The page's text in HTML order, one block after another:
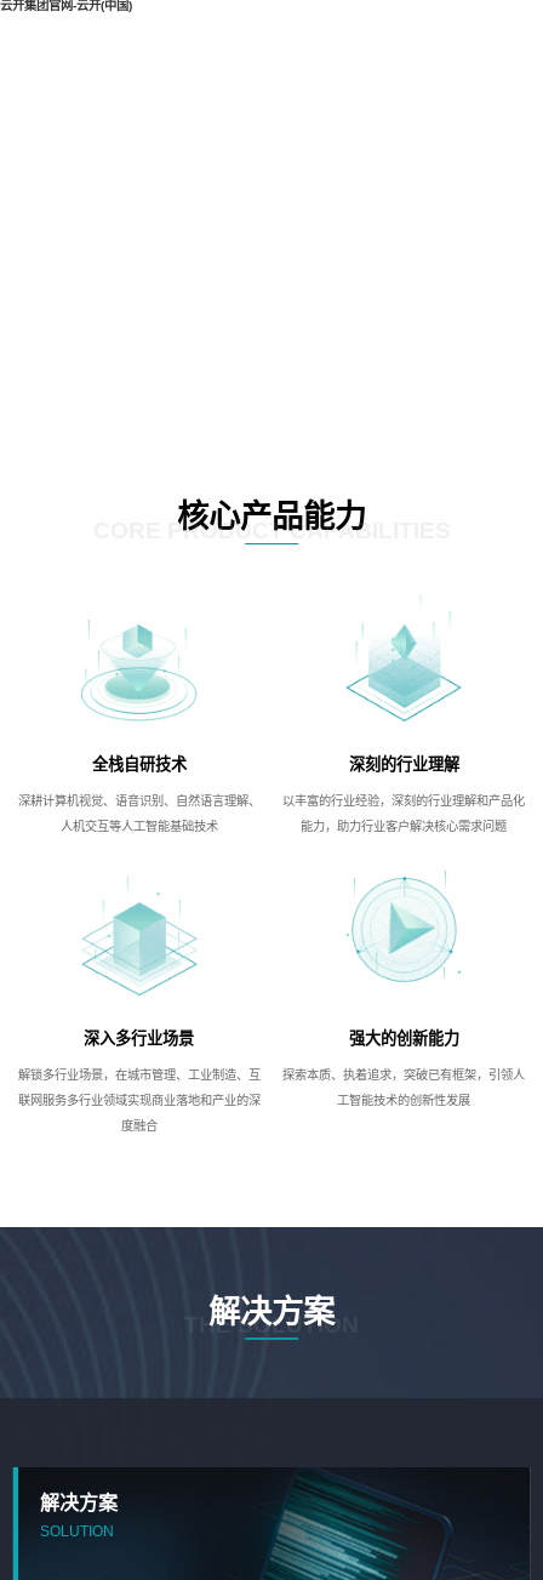
云开集团官网-云开(中国)
核心产品能力
CORE PRODUCT CAPABILITIES
全栈自研技术
深耕计算机视觉、语音识别、自然语言理解、
人机交互等人工智能基础技术
深刻的行业理解
以丰富的行业经验，深刻的行业理解和产品化
能力，助力行业客户解决核心需求问题
深入多行业场景
解锁多行业场景，在城市管理、工业制造、互
联网服务多行业领域实现商业落地和产业的深
度融合
强大的创新能力
探索本质、执着追求，突破已有框架，引领人
工智能技术的创新性发展
解决方案
THE SOLUTION
解决方案
SOLUTION